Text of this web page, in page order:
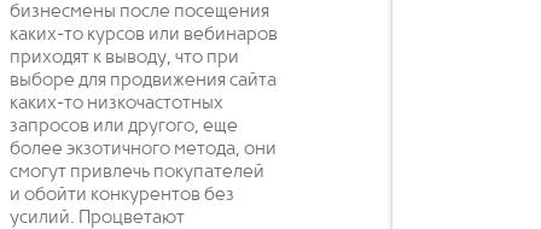
бизнесмены после посещения
каких-то курсов или вебинаров
приходят к выводу, что при
выборе для продвижения сайта
каких-то низкочастотных
запросов или другого, еще
более экзотичного метода, они
смогут привлечь покупателей
и обойти конкурентов без
усилий. Процветают